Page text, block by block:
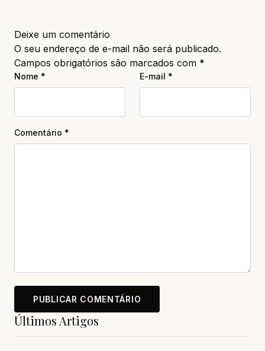
Deixe um comentário
O seu endereço de e-mail não será publicado.
Campos obrigatórios são marcados com *
Nome * E-mail *
Comentário *
Últimos Artigos